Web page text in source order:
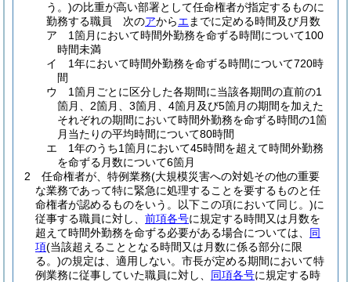
う。)の比重が高い部署として任命権者が指定するものに
勤務する職員 次のアからエ までに定める時間及び月数
ア
1箇月において時間外勤務を命ずる時間について100
時間未満
イ
1年において時間外勤務を命ずる時間について720時
間
ウ
1箇月ごとに区分した各期間に当該各期間の直前の1
箇月、2箇月、3箇月、4箇月及び5箇月の期間を加えた
それぞれの期間において時間外勤務を命ずる時間の1箇
月当たりの平均時間について80時間
エ
1年のうち1箇月において45時間を超えて時間外勤務
を命ずる月数について6箇月
2
任命権者が、特例業務(大規模災害への対処その他の重要
な業務であって特に緊急に処理することを要するものと任
命権者が認めるものをいう。以下この項において同じ。)に
従事する職員に対し、 前項各号に規定する時間又は月数を
超えて時間外勤務を命ずる必要がある場合については、 同
項(当該超えることとなる時間又は月数に係る部分に限
る。)の規定は、適用しない。 市長が定める期間において特
例業務に従事していた職員に対し、 同項各号に規定する時